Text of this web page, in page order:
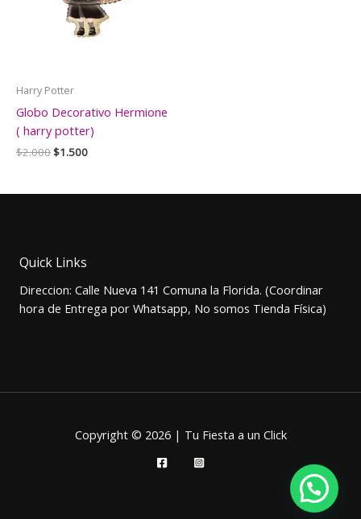
Harry Potter
Globo Decorativo Hermione
( harry potter)
$2.000El
era:
$1.500El
es:
Quick Links
Direccion: Calle Nueva 141 Comuna la Florida. (Coordinar
hora de Entrega por Whatsapp, No somos Tienda Física)
Copyright © 2026 | Tu Fiesta a un Click